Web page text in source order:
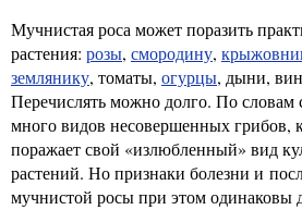
Мучнистая роса может поразить
растения: розы, смородину,
землянику, томаты, огурцы, дыни,
Перечислять можно долго. По словам
много видов несовершенных грибов,
поражает свой «излюбленный» вид
растений. Но признаки болезни и
мучнистой росы при этом одинаковы